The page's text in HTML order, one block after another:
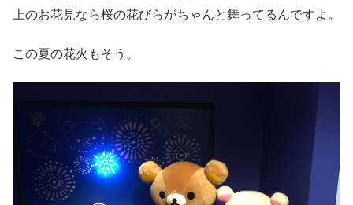
上のお花見なら桜の花びらがちゃんと舞ってるんですよ。
この夏の花火もそう。